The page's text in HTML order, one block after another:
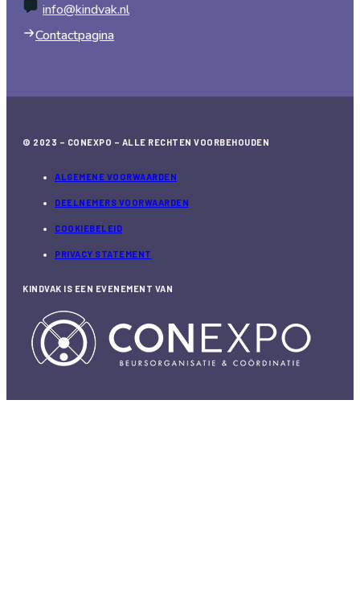
info@kindvak.nl
Contactpagina
© 2023 – CONEXPO – ALLE RECHTEN VOORBEHOUDEN
ALGEMENE VOORWAARDEN
DEELNEMERS VOORWAARDEN
COOKIEBELEID
PRIVACY STATEMENT
KINDVAK IS EEN EVENEMENT VAN